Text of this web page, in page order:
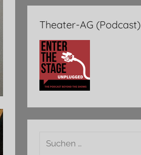
Theater-AG (Podcast)
Suchen